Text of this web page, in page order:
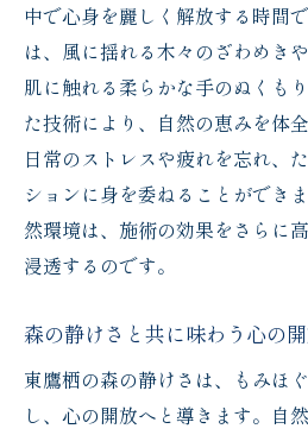
中で心身を麗しく解放する時間
は、風に揺れる木々のざわめき
肌に触れる柔らかな手のぬくも
た技術により、自然の恵みを体
日常のストレスや疲れを忘れ、
ションに身を委ねることができ
然環境は、施術の効果をさらに
浸透するのです。
森の静けさと共に味わう心の
東鷹栖の森の静けさは、もみほ
し、心の開放へと導きます。自